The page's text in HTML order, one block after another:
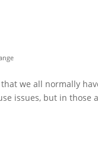
we all normally
issues, but in